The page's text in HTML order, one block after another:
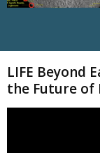
LIFE Beyond
the Future